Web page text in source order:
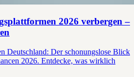
2026 verbergen –
Deutschland: Der schonungslose Blick
2026. Entdecke, was wirklich